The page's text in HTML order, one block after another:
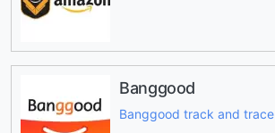
Banggood
Banggood track and trace